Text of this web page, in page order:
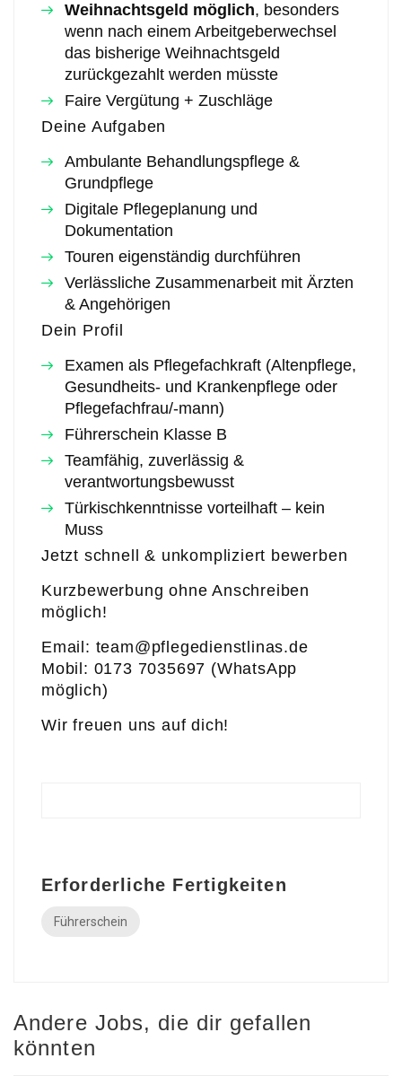
Weihnachtsgeld möglich, besonders
wenn nach einem Arbeitgeberwechsel
das bisherige Weihnachtsgeld
zurückgezahlt werden müsste
Faire Vergütung + Zuschläge
Deine Aufgaben
Ambulante Behandlungspflege &
Grundpflege
Digitale Pflegeplanung und
Dokumentation
Touren eigenständig durchführen
Verlässliche Zusammenarbeit mit Ärzten
& Angehörigen
Dein Profil
Examen als Pflegefachkraft (Altenpflege,
Gesundheits- und Krankenpflege oder
Pflegefachfrau/-mann)
Führerschein Klasse B
Teamfähig, zuverlässig &
verantwortungsbewusst
Türkischkenntnisse vorteilhaft – kein
Muss
Jetzt schnell & unkompliziert bewerben
Kurzbewerbung ohne Anschreiben
möglich!
Email: team@pflegedienstlinas.de
Mobil: 0173 7035697 (WhatsApp
möglich)
Wir freuen uns auf dich!
Erforderliche Fertigkeiten
Führerschein
Andere Jobs, die dir gefallen
könnten